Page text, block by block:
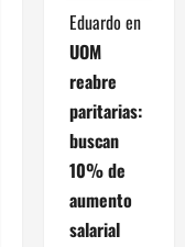
Eduardo en
UOM
reabre
paritarias:
buscan
10% de
aumento
salarial